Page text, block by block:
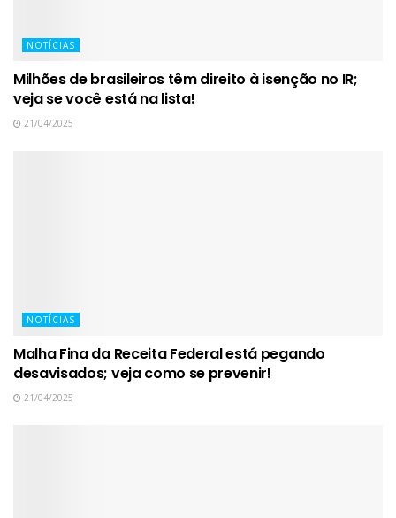
NOTÍCIAS
Milhões de brasileiros têm direito à isenção no IR;
veja se você está na lista!
21/04/2025
NOTÍCIAS
Malha Fina da Receita Federal está pegando
desavisados; veja como se prevenir!
21/04/2025